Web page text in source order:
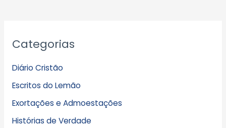
Categorias
Diário Cristão
Escritos do Lemão
Exortações e Admoestações
Histórias de Verdade
r
i
v
o